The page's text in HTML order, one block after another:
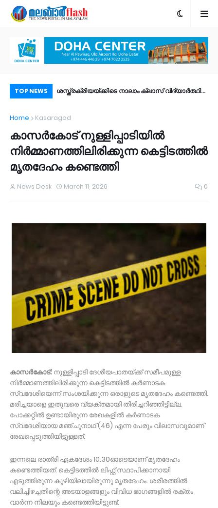
TOP NEWS
ശസ്ത്രക്രിയയ്ക്കിടെ നാലാം ക്ലാസ് വിദ്യാർത്ഥി
പോപ്പുലർ ഫ്രണ്ട്​ മുൻ ചെയർമാൻ കെ.എം. ശരീഫ്​
Home Kasaragod
കാസർകോട് നുള്ളിപ്പാടിയിൽ
നിർമ്മാണത്തിലിരിക്കുന്ന കെട്ടിടത്തിൽ
മൃതദേഹം കണ്ടെത്തി
News Desk March 11, 2026 0
കാസര്‍കോട്: നുള്ളിപ്പാടി ദേശീയപാതയ്ക്ക് സമീപമുള്ള
നിര്‍മ്മാണത്തിലിരിക്കുന്ന കെട്ടിടത്തില്‍ കര്‍ണാടക
സ്വദേശിയെന്ന് സംശയിക്കുന്ന ഒരാളുടെ മൃതദേഹം കണ്ടെത്തി.
മരിച്ചയാളെ ഇതുവരെ വ്യക്തമായി തിരിച്ചറിഞ്ഞിട്ടില്ല.
പോക്കറ്റില്‍ ഉണ്ടായിരുന്ന രേഖകളില്‍ കര്‍ണാടക
സ്വദേശിയായ മഞ്ചുനാഥ് (46) എന്ന പേരും വിലാസവുമാണ്
രേഖപ്പെടുത്തിയിട്ടുള്ളത്.
ഇന്നലെ രാത്രി ഏകദേശം 10.30ഓടെയാണ് മൃതദേഹം
കണ്ടെത്തിയത്. കെട്ടിടത്തില്‍ ലിഫ്റ്റ് സ്ഥാപിക്കാനായി
എടുത്തിരുന്ന കുഴിയിലായിരുന്നു മൃതദേഹം. ശരീരത്തില്‍
വലിച്ചിഴച്ചതിന്റെ അടയാളങ്ങളും വിവിധ ഭാഗങ്ങളില്‍ രക്തം
വാര്‍ന്ന നിലയും കണ്ടെത്തിയിട്ടുണ്ട്.